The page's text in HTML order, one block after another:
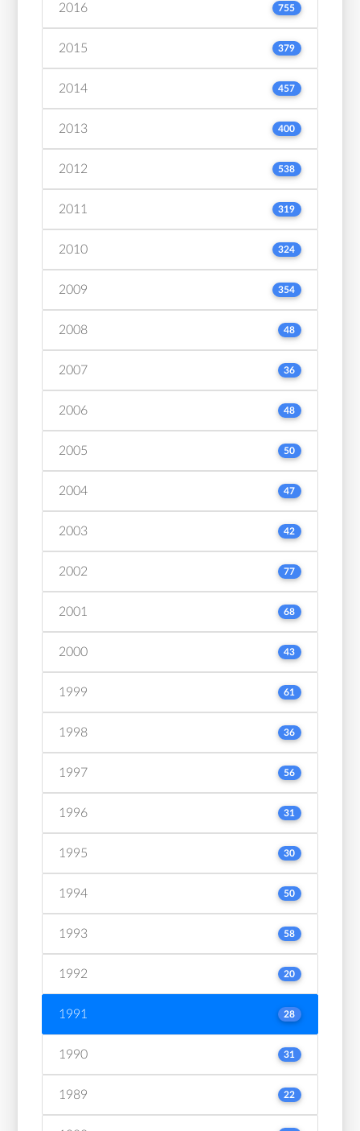
2016 755
2015 379
2014 457
2013 400
2012 538
2011 319
2010 324
2009 354
2008 48
2007 36
2006 48
2005 50
2004 47
2003 42
2002 77
2001 68
2000 43
1999 61
1998 36
1997 56
1996 31
1995 30
1994 50
1993 58
1992 20
1991 28
1990 31
1989 22